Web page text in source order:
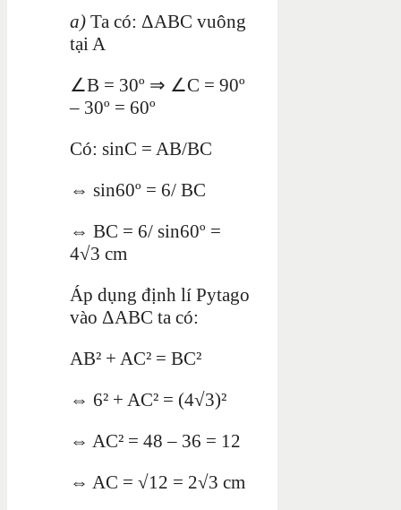
a) Ta có: ΔABC vuông
tại A
∠B = 30º ⇒ ∠C = 90º
– 30º = 60º
Có: sinC = AB/BC
⇔ sin60º = 6/ BC
⇔ BC = 6/ sin60º =
4√3 cm
Áp dụng định lí Pytago
vào ΔABC ta có:
AB² + AC² = BC²
⇔ 6² + AC² = (4√3)²
⇔ AC² = 48 – 36 = 12
⇔ AC = √12 = 2√3 cm